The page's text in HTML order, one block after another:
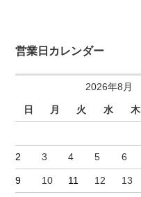
営業日カレンダー
2026年8月
日 月 火 水 木
2 3 4 5 6
9 10 11 12 13